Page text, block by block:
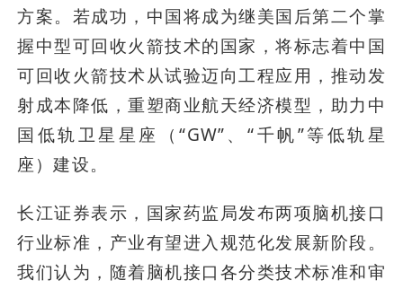
方案。若成功，中国将成为继美国后第二个掌
握中型可回收火箭技术的国家，将标志着中国
可回收火箭技术从试验迈向工程应用，推动发
射成本降低，重塑商业航天经济模型，助力中
国低轨卫星星座（“GW”、“千帆”等低轨星
座）建设。
长江证券表示，国家药监局发布两项脑机接口
行业标准，产业有望进入规范化发展新阶段。
我们认为，随着脑机接口各分类技术标准和审